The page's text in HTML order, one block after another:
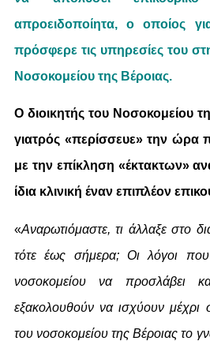
απροειδοποίητα, ο οποίος
πρόσφερε τις υπηρεσίες του
Νοσοκομείου της Βέροιας.
Ο διοικητής του Νοσοκομείου
γιατρός «περίσσευε» την ώρα
με την επίκληση «έκτακτων»
ίδια κλινική έναν επιπλέον
«Αναρωτιόμαστε, τι άλλαξε στο
τότε έως σήμερα; Οι λόγοι
νοσοκομείου να προσλάβει
εξακολουθούν να ισχύουν μέχρι
του νοσοκομείου της Βέροιας το